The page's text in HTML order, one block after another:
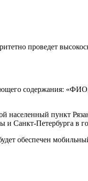
проведет
содержания: «ФИО,
населенный пункт
Санкт-Петербурга в
обеспечен